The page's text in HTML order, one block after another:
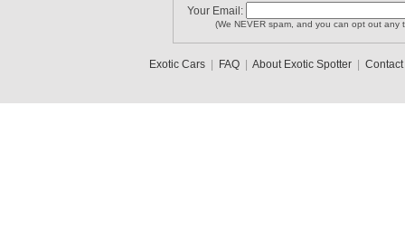
Your Email:
(We NEVER spam, and you can opt out any
Exotic Cars| FAQ| About Exotic Spotter| Contact